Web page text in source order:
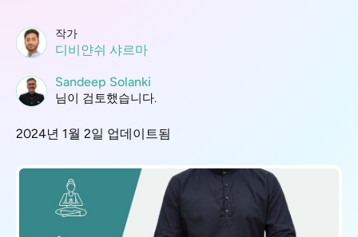
작가
디비얀쉬 샤르마
Sandeep Solanki
님이 검토했습니다.
2024년 1월 2일 업데이트됨